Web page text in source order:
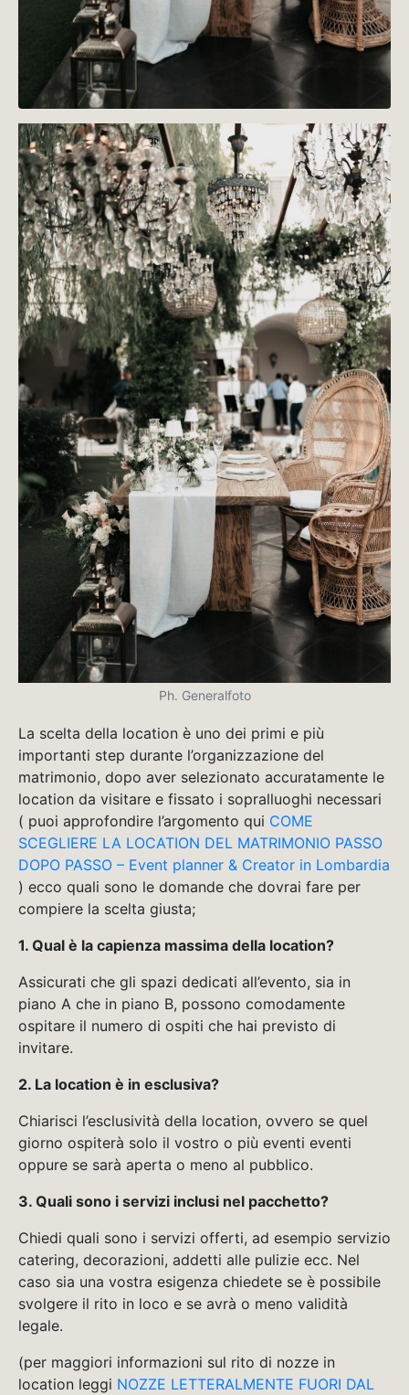
Ph. Generalfoto
La scelta della location è uno dei primi e più
importanti step durante l’organizzazione del
matrimonio, dopo aver selezionato accuratamente le
location da visitare e fissato i sopralluoghi necessari
( puoi approfondire l’argomento qui COME
SCEGLIERE LA LOCATION DEL MATRIMONIO PASSO
DOPO PASSO – Event planner & Creator in Lombardia
) ecco quali sono le domande che dovrai fare per
compiere la scelta giusta;
1. Qual è la capienza massima della location?
Assicurati che gli spazi dedicati all’evento, sia in
piano A che in piano B, possono comodamente
ospitare il numero di ospiti che hai previsto di
invitare.
2. La location è in esclusiva?
Chiarisci l’esclusività della location, ovvero se quel
giorno ospiterà solo il vostro o più eventi eventi
oppure se sarà aperta o meno al pubblico.
3. Quali sono i servizi inclusi nel pacchetto?
Chiedi quali sono i servizi offerti, ad esempio servizio
catering, decorazioni, addetti alle pulizie ecc. Nel
caso sia una vostra esigenza chiedete se è possibile
svolgere il rito in loco e se avrà o meno validità
legale.
(per maggiori informazioni sul rito di nozze in
location leggi NOZZE LETTERALMENTE FUORI DAL